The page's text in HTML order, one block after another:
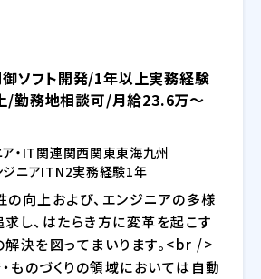
御ソフト開発/1年以上実務経験
/勤務地相談可/月給23.6万～
・IT関連関西関東東海九州
ジニアITN2実務経験1年
向上および、エンジニアの多様
し、はたらき方に変革を起こす
決を図ってまいります。<br />
のづくりの領域においては自動